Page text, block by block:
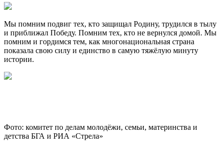
Мы помним подвиг тех, кто защищал Родину, трудился в тылу
и приближал Победу. Помним тех, кто не вернулся домой. Мы
помним и гордимся тем, как многонациональная страна
показала свою силу и единство в самую тяжёлую минуту
истории.
Фото: комитет по делам молодёжи, семьи, материнства и
детства БГА и РИА «Стрела»